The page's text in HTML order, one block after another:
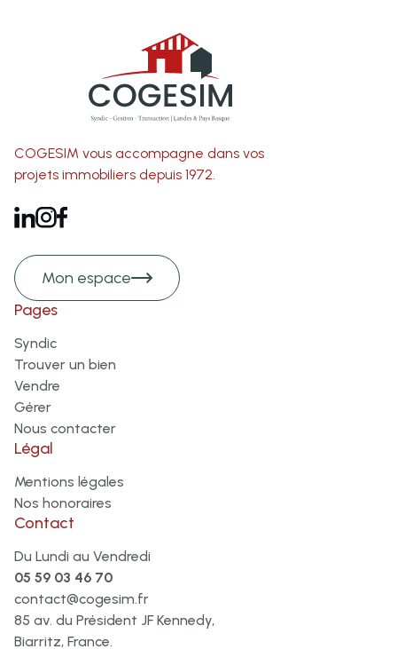
COGESIM vous accompagne dans vos
projets immobiliers depuis 1972.
Mon espace
Pages
Syndic
Trouver un bien
Vendre
Gérer
Nous contacter
Légal
Mentions légales
Nos honoraires
Contact
Du Lundi au Vendredi
05 59 03 46 70
contact@cogesim.fr
85 av. du Président JF Kennedy,
Biarritz, France.